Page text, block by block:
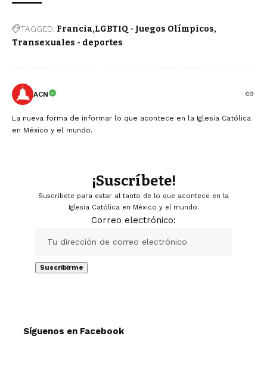
TAGGED: Francia LGBTIQ - Juegos Olímpicos
Transexuales - deportes
ACN
La nueva forma de informar lo que acontece en la Iglesia Católica
en México y el mundo.
¡Suscríbete!
Suscríbete para estar al tanto de lo que acontece en la
Iglesia Católica en México y el mundo.
Correo electrónico:
Síguenos en Facebook